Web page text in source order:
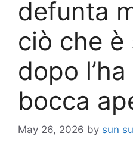
defunta
ciò che è
dopo
bocca
May 26, 2026 by sun